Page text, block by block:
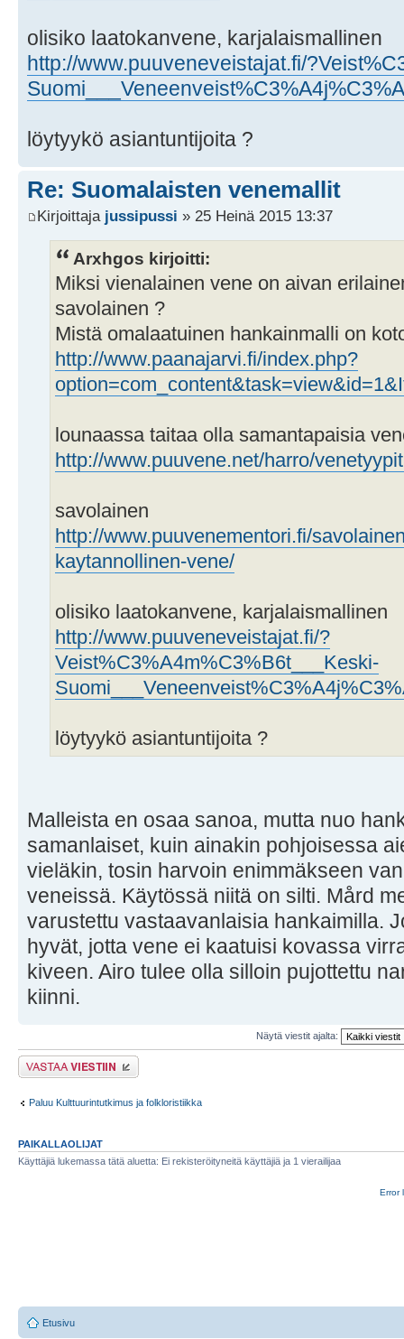
olisiko laatokanvene, karjalaismallinen
http://www.puuveneveistajat.fi/
löytyykö asiantuntijoita ?
Re: Suomalaisten venemallit
Kirjoittaja jussipussi » 25 Heinä 2015 13:37
Arxhgos kirjoitti:
Miksi vienalainen vene on aivan
savolainen ?
Mistä omalaatuinen hankainmalli on
http://www.paanajarvi.fi/index.php?
lounaassa taitaa olla samantapaisia
http://www.puuvene.net/harro/
savolainen
http://www.puuvenementori.fi/
kaytannollinen-vene/
olisiko laatokanvene, karjalaismallinen
http://www.puuveneveistajat.fi/?
Veist%C3%A4m%C3%B6t___Keski-
löytyykö asiantuntijoita ?
Malleista en osaa sanoa, mutta nuo
samanlaiset, kuin ainakin pohjoisessa
vieläkin, tosin harvoin enimmäkseen
veneissä. Käytössä niitä on silti. Mård
varustettu vastaavanlaisia hankaimilla.
hyvät, jotta vene ei kaatuisi kovassa
kiveen. Airo tulee olla silloin pujottettu
kiinni.
Näytä viestit ajalta:
Lähetä vastaus
Paluu Kulttuurintutkimus ja folkloristiikka
PAIKALLAOLIJAT
Käyttäjiä lukemassa tätä aluetta: Ei rekisteröityneitä käyttäjiä ja 1 vierailijaa
Error
Etusivu